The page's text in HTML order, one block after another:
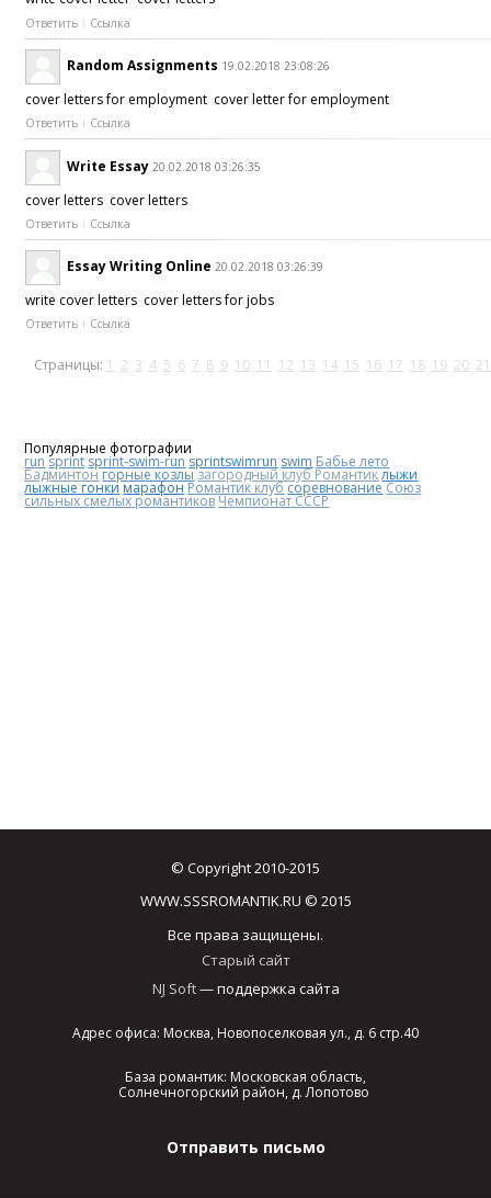
Ответить Ссылка
Random Assignments 19.02.2018 23:08:26
cover letters for employment cover letter for employment
Ответить Ссылка
Write Essay 20.02.2018 03:26:35
cover letters cover letters
Ответить Ссылка
Essay Writing Online 20.02.2018 03:26:39
write cover letters cover letters for jobs
Ответить Ссылка
Страницы: 1 2 3 4 5 6 7 8 9 10 11 12 13 14 15 16 17 18 19 20 21
Популярные фотографии
run sprint sprint-swim-run sprintswimrun swim Бабье лето
Бадминтонгорные козлы загородный клуб Романтиклыжи
лыжные гонки марафонРомантик клубсоревнованиеСоюз
сильных смелых романтиковЧемпионат СССР
© Copyright 2010-2015
WWW.SSSROMANTIK.RU © 2015
Все права защищены.
Старый сайт
NJ Soft— поддержка сайта
Адрес офиса: Москва, Новопоселковая ул., д. 6 стр.40
База романтик: Московская область,
Солнечногорский район, д. Лопотово
Отправить письмо